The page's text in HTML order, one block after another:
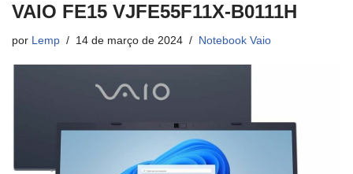
VAIO FE15 VJFE55F11X-B0111H
por Lemp 14 de março de 2024 Notebook Vaio